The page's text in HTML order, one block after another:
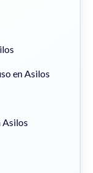
en Asilos
Asilos